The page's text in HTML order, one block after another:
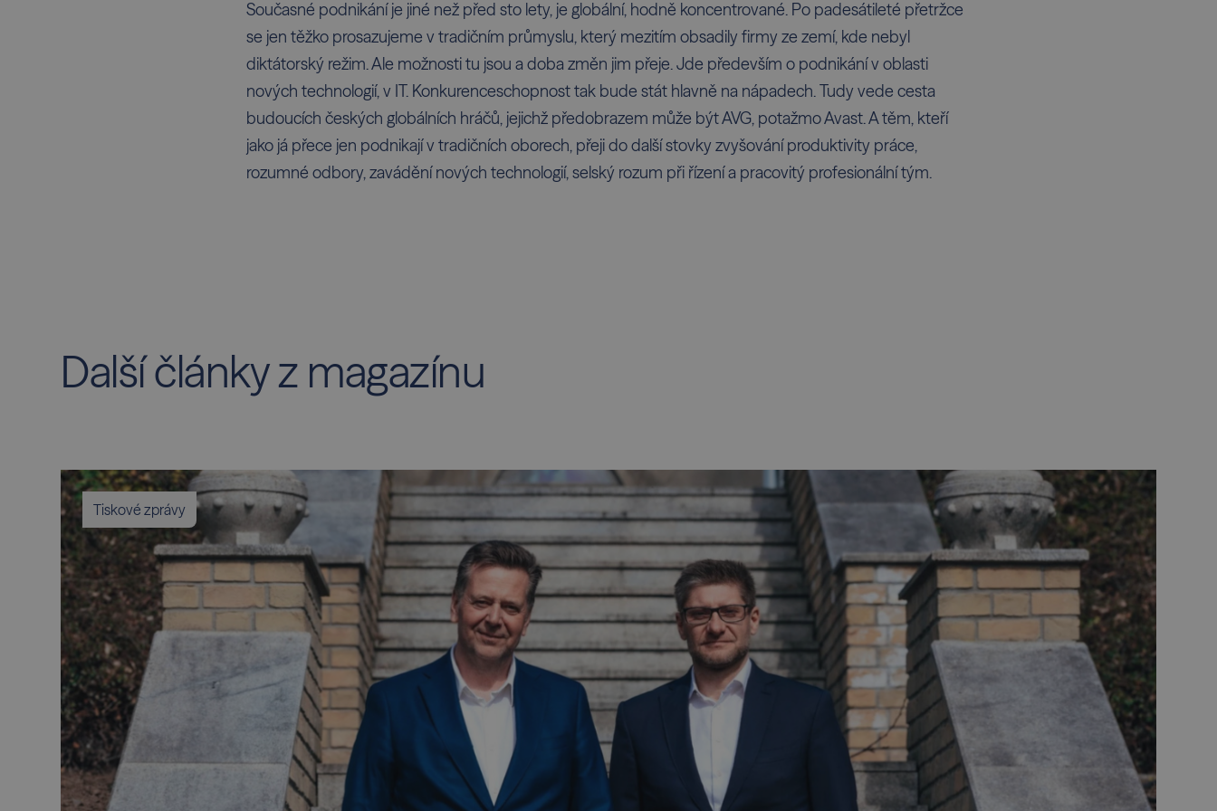
Současné podnikání je jiné než před sto lety, je globální, hodně koncentrované. Po padesátileté přetržce
se jen těžko prosazujeme v tradičním průmyslu, který mezitím obsadily firmy ze zemí, kde nebyl
diktátorský režim. Ale možnosti tu jsou a doba změn jim přeje. Jde především o podnikání v oblasti
nových technologií, v IT. Konkurenceschopnost tak bude stát hlavně na nápadech. Tudy vede cesta
budoucích českých globálních hráčů, jejichž předobrazem může být AVG, potažmo Avast. A těm, kteří
jako já přece jen podnikají v tradičních oborech, přeji do další stovky zvyšování produktivity práce,
rozumné odbory, zavádění nových technologií, selský rozum při řízení a pracovitý profesionální tým.
Další články z magazínu
Tiskové zprávy